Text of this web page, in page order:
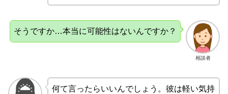
相談者
そうですか…本当に可能性はないんですか？
何て言ったらいいんでしょう。彼は軽い気持